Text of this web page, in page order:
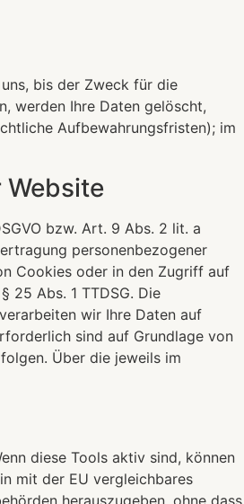
bis der Zweck für die
werden Ihre Daten gelöscht,
Aufbewahrungsfristen); im
bzw. Art. 9 Abs. 2 lit. a
personenbezogener
Cookies oder in den Zugriff auf
25 Abs. 1 TTDSG. Die
wir Ihre Daten auf
sind auf Grundlage von
Über die jeweils im
diese Tools aktiv sind, können
mit der EU vergleichbares